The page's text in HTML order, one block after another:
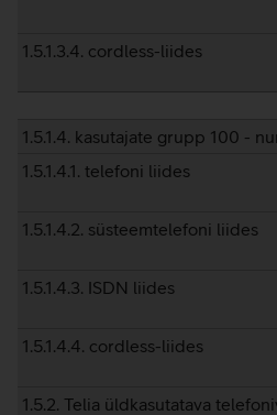
1.5.1.3.4. cordless-liides
1.5.1.4. kasutajate grupp 100 -
1.5.1.4.1. telefoni liides
1.5.1.4.2. süsteemtelefoni liides
1.5.1.4.3. ISDN liides
1.5.1.4.4. cordless-liides
1.5.2. Telia üldkasutatava